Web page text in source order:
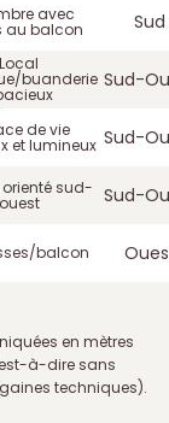
avec
au balcon Sud
Local
buanderie Sud-
de vie
et lumineux Sud-
sud-
ouest Sud-
balcon
en mètres
à-dire sans
techniques).